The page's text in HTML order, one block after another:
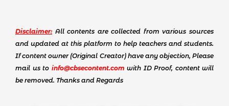
Disclaimer: All contents are collected from various sources
and updated at this platform to help teachers and students.
If content owner (Original Creator) have any objection, Please
mail us to info@cbsecontent.com with ID Proof, content will
be removed. Thanks and Regards